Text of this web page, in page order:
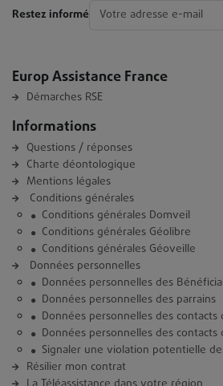
Restez informé
Europ Assistance France
Démarches RSE
Informations
Questions / réponses
Charte déontologique
Mentions légales
Conditions générales
Conditions générales Domveil
Conditions générales Géolibre
Conditions générales Géoveille
Données personnelles
Données personnelles des
Données personnelles des parrains
Données personnelles des contacts
Données personnelles des
Signaler une violation potentielle
Résilier mon contrat